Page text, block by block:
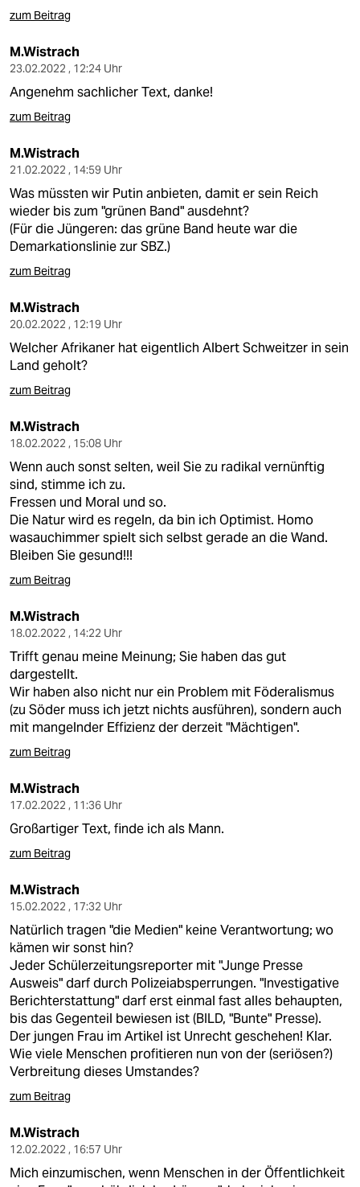
zum Beitrag
M.Wistrach
23.02.2022 , 12:24 Uhr
Angenehm sachlicher Text, danke!
zum Beitrag
M.Wistrach
21.02.2022 , 14:59 Uhr
Was müssten wir Putin anbieten, damit er sein Reich
wieder bis zum "grünen Band" ausdehnt?
(Für die Jüngeren: das grüne Band heute war die
Demarkationslinie zur SBZ.)
zum Beitrag
M.Wistrach
20.02.2022 , 12:19 Uhr
Welcher Afrikaner hat eigentlich Albert Schweitzer in sein
Land geholt?
zum Beitrag
M.Wistrach
18.02.2022 , 15:08 Uhr
Wenn auch sonst selten, weil Sie zu radikal vernünftig
sind, stimme ich zu.
Fressen und Moral und so.
Die Natur wird es regeln, da bin ich Optimist. Homo
wasauchimmer spielt sich selbst gerade an die Wand.
Bleiben Sie gesund!!!
zum Beitrag
M.Wistrach
18.02.2022 , 14:22 Uhr
Trifft genau meine Meinung; Sie haben das gut
dargestellt.
Wir haben also nicht nur ein Problem mit Föderalismus
(zu Söder muss ich jetzt nichts ausführen), sondern auch
mit mangelnder Effizienz der derzeit "Mächtigen".
zum Beitrag
M.Wistrach
17.02.2022 , 11:36 Uhr
Großartiger Text, finde ich als Mann.
zum Beitrag
M.Wistrach
15.02.2022 , 17:32 Uhr
Natürlich tragen "die Medien" keine Verantwortung; wo
kämen wir sonst hin?
Jeder Schülerzeitungsreporter mit "Junge Presse
Ausweis" darf durch Polizeiabsperrungen. "Investigative
Berichterstattung" darf erst einmal fast alles behaupten,
bis das Gegenteil bewiesen ist (BILD, "Bunte" Presse).
Der jungen Frau im Artikel ist Unrecht geschehen! Klar.
Wie viele Menschen profitieren nun von der (seriösen?)
Verbreitung dieses Umstandes?
zum Beitrag
M.Wistrach
12.02.2022 , 16:57 Uhr
Mich einzumischen, wenn Menschen in der Öffentlichkeit